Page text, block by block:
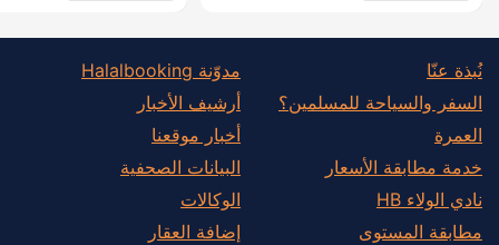
نُبذة عنّا
السفر والسياحة للمسلمين؟
العمرة
خدمة مطابقة الأسعار
نادي الولاء HB
مطابقة المستوى
مدوّنة Halalbooking
أرشيف الأخبار
أخبار موقعنا
البيانات الصحفية
الوكالات
إضافة العقار